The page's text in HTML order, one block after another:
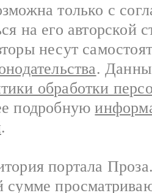
только с
на его авторской
несут
.
обработки
подробную
.
портала
сумме